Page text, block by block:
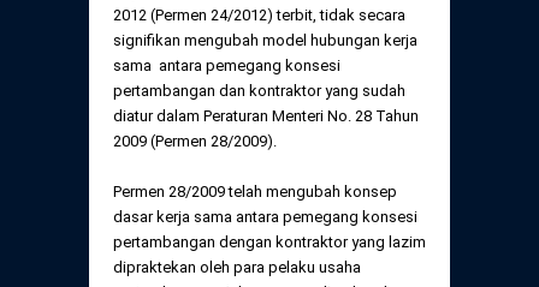
2012 (Permen 24/2012) terbit, tidak secara
signifikan mengubah model hubungan kerja
sama antara pemegang konsesi
pertambangan dan kontraktor yang sudah
diatur dalam Peraturan Menteri No. 28 Tahun
2009 (Permen 28/2009).
Permen 28/2009 telah mengubah konsep
dasar kerja sama antara pemegang konsesi
pertambangan dengan kontraktor yang lazim
dipraktekan oleh para pelaku usaha